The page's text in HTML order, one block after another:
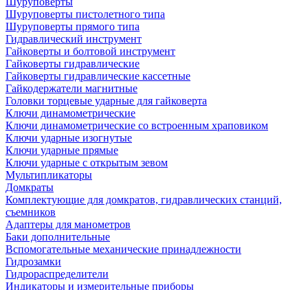
Шуруповерты пистолетного типа
Шуруповерты прямого типа
Гидравлический инструмент
Гайковерты и болтовой инструмент
Гайковерты гидравлические
Гайковерты гидравлические кассетные
Гайкодержатели магнитные
Головки торцевые ударные для гайковерта
Ключи динамометрические
Ключи динамометрические со встроенным храповиком
Ключи ударные изогнутые
Ключи ударные прямые
Ключи ударные с открытым зевом
Мультипликаторы
Домкраты
Комплектующие для домкратов, гидравлических станций,
съемников
Адаптеры для манометров
Баки дополнительные
Вспомогательные механические принадлежности
Гидрозамки
Гидрораспределители
Индикаторы и измерительные приборы